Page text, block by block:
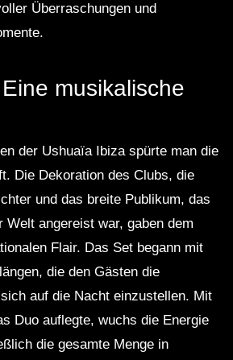
Überraschungen und
musikalische
der Ushuaïa Ibiza spürte man die
Die Dekoration des Clubs, die
und das breite Publikum, das
Welt angereist war, gaben dem
Flair. Das Set begann mit
die den Gästen die
auf die Nacht einzustellen. Mit
Duo auflegte, wuchs die Energie
die gesamte Menge in